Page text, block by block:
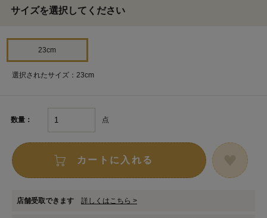
サイズを選択してください
23cm
選択されたサイズ：23cm
数量： 点
カートに入れる
店舗受取できます 詳しくはこちら >